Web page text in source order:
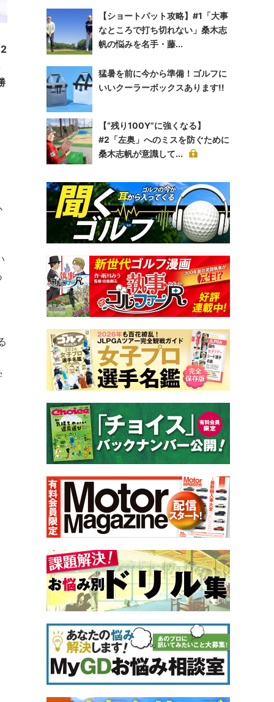
【ショートパット攻略】#1「大事
なところで打ち切れない」桑木志
帆の悩みを名手・藤...
猛暑を前に今から準備！ゴルフに
いいクーラーボックスあります!!
【“残り100Y”に強くなる】
#2「左奥」へのミスを防ぐために
桑木志帆が意識して...